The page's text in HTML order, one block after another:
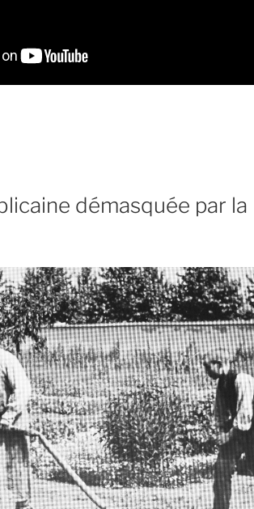
»
démasquée par la